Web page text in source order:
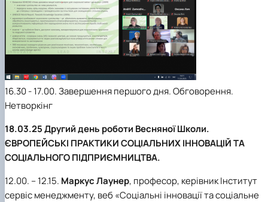
16.30 - 17.00. Завершення першого дня. Обговорення.
Нетворкінг
18.03.25 Другий день роботи Весняної Школи.
ЄВРОПЕЙСЬКІ ПРАКТИКИ СОЦІАЛЬНИХ ІННОВАЦІЙ ТА
СОЦІАЛЬНОГО ПІДПРИЄМНИЦТВА.
12.00. – 12.15. Маркус Лаунер, професор, керівник Інститут
сервіс менеджменту, веб «Соціальні інновації та соціальне